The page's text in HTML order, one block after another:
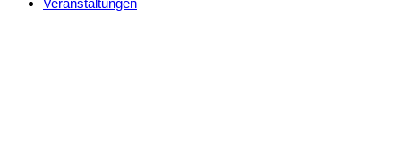
Veranstaltungen